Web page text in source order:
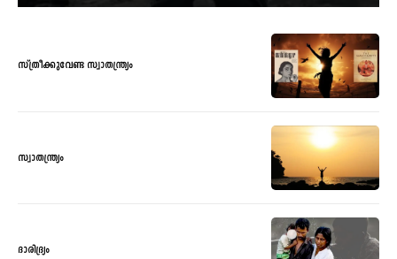
സ്ത്രീക്കുവേണ്ട സ്വാതന്ത്ര്യം
സ്വാതന്ത്ര്യം
ദാരിദ്ര്യം